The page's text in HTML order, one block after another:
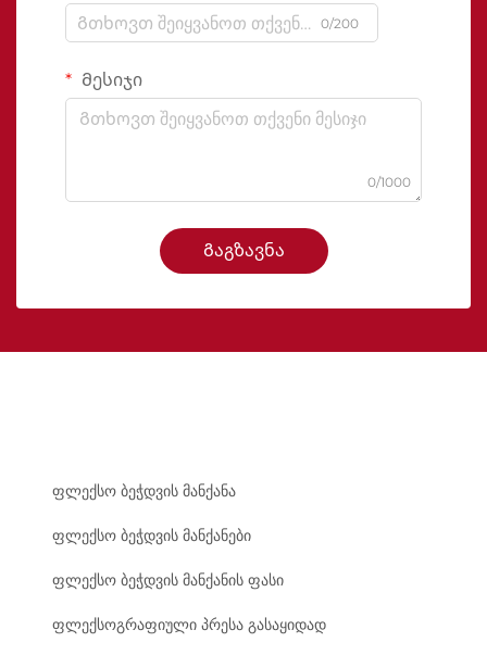
0/200
Მესიჯი
0/1000
Გაგზავნა
ფლექსო ბეჭდვის მანქანა
ფლექსო ბეჭდვის მანქანები
ფლექსო ბეჭდვის მანქანის ფასი
ფლექსოგრაფიული პრესა გასაყიდად